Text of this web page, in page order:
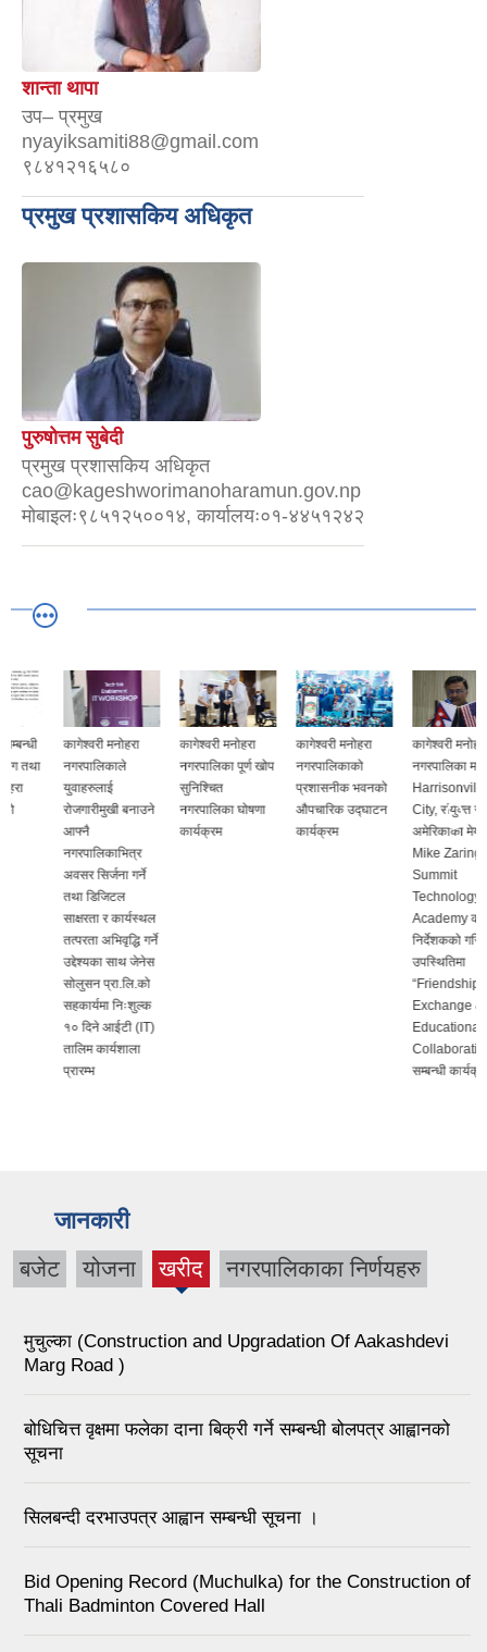
शान्ता थापा
उप– प्रमुख
nyayiksamiti88@gmail.com
९८४१२१६५८०
प्रमुख प्रशासकिय अधिकृत
पुरुषोत्तम सुबेदी
प्रमुख प्रशासकिय अधिकृत
cao@kageshworimanoharamun.gov.np
मोबाइलः९८५१२५००१४, कार्यालयः०१-४४५१२४२
कागेश्वरी मनोहरा
नगरपालिकाले
युवाहरुलाई
रोजगारीमुखी बनाउने
नगरपालिकाभित्र
अवसर सिर्जना गर्ने
तथा डिजिटल
साक्षरता र कार्यस्थल
तत्परता अभिवृद्धि गर्ने
उद्देश्यका साथ जेनेस
सोलुसन प्रा.लि.को
सहकार्यमा निःशुल्क
१० दिने आईटी (IT)
तालिम कार्यशाला
कागेश्वरी मनोहरा
नगरपालिका पूर्ण खोप
सुनिश्चित
नगरपालिका घोषणा
कागेश्वरी मनोहरा
नगरपालिकाको
प्रशासनीक भवनको
औपचारिक उद्घाटन
कागेश्वरी मनोहरा
नगरपालिका मा
Harrisonville
City, संयुक्त राज्य
अमेरिकाका मेयर
Mike Zaring तथा
Summit
Technology
Academy का
निर्देशकको गरिमामय
उपस्थितिमा
“Friendship
Exchange &
Educational
Collaboration”
सम्बन्धी कार्यक्रम
जानकारी
बजेट योजना खरीद
(active
नगरपालिकाका निर्णयहरु
मुचुल्का (Construction and Upgradation Of Aakashdevi
Marg Road )
बोधिचित्त वृक्षमा फलेका दाना बिक्री गर्ने सम्बन्धी बोलपत्र आह्वानको
सूचना
सिलबन्दी दरभाउपत्र आह्वान सम्बन्धी सूचना ।
Bid Opening Record (Muchulka) for the Construction of
Thali Badminton Covered Hall